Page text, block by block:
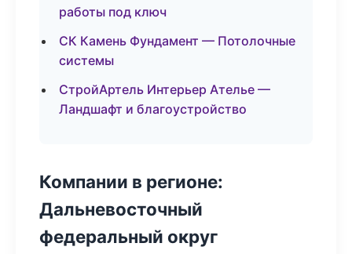
работы под ключ
СК Камень Фундамент — Потолочные
системы
СтройАртель Интерьер Ателье —
Ландшафт и благоустройство
Компании в регионе:
Дальневосточный
федеральный округ